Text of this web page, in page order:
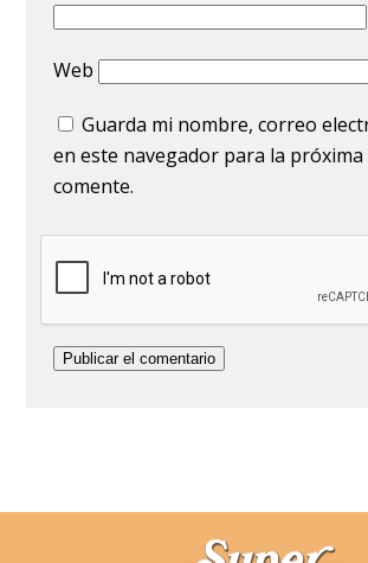
Web
Guarda mi nombre, correo
en este navegador para la próxima
comente.